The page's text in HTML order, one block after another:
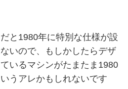
と1980年に特別な仕様が設
いので、もしかしたらデザ
いるマシンがたまたま1980
うアレかもしれないです